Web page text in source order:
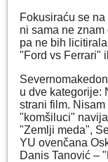
Fokusiraću se
ni sama ne
pa ne bih
"Ford vs Ferrari"
u dve kategorije:
strani film.
"komšiluci"
"Zemlji meda",
YU ovenčana
Danis Tanović –